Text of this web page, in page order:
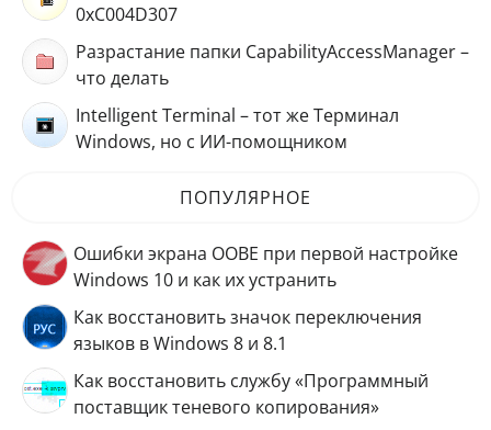
0xC004D307
Разрастание папки CapabilityAccessManager –
что делать
Intelligent Terminal – тот же Терминал
Windows, но с ИИ-помощником
ПОПУЛЯРНОЕ
Ошибки экрана OOBE при первой настройке
Windows 10 и как их устранить
Как восстановить значок переключения
языков в Windows 8 и 8.1
Как восстановить службу «Программный
поставщик теневого копирования»